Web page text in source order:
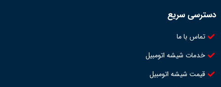
دسترسی سریع
تماس با ما
خدمات شیشه اتومبیل
قیمت شیشه اتومبیل